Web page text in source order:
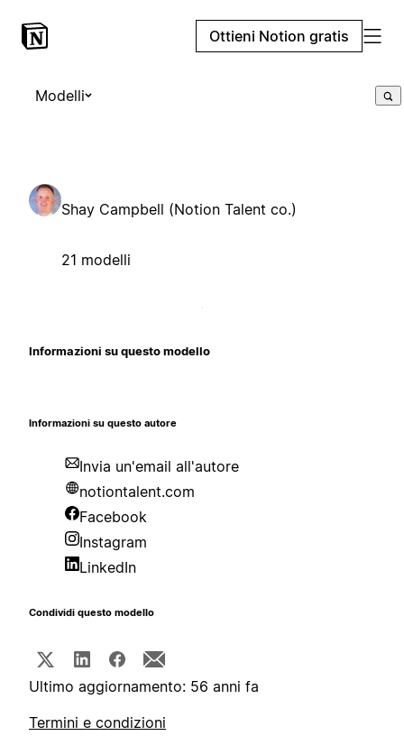
Ottieni Notion gratis
Modelli
Shay Campbell (Notion Talent co.)
21 modelli
Informazioni su questo modello
Informazioni su questo autore
Invia un'email all'autore
notiontalent.com
Facebook
Instagram
LinkedIn
Condividi questo modello
Ultimo aggiornamento: 56 anni fa
Termini e condizioni